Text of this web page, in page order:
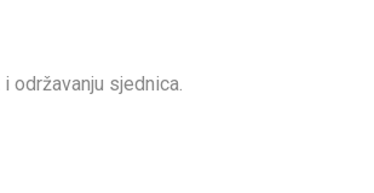
održavanju sjednica.